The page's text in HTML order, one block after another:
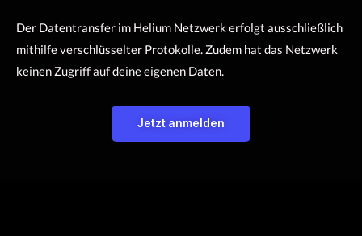
Der Datentransfer im Helium Netzwerk erfolgt ausschließlich
mithilfe verschlüsselter Protokolle. Zudem hat das Netzwerk
keinen Zugriff auf deine eigenen Daten.
Jetzt anmelden